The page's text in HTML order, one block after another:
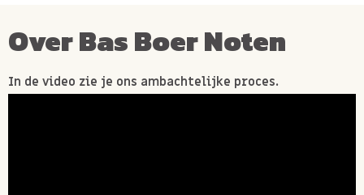
Over Bas Boer Noten
In de video zie je ons ambachtelijke proces.